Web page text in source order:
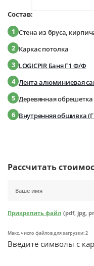
Состав:
1 Стена из бруса,
2 Каркас потолка
3 LOGICPIR Баня Г1 Ф/Ф
4 Лента алюминиевая
5 Деревянная обрешетка
6 Внутренняя обшивка
Рассчитать
Прикрепить файл (pdf, jpg,
Макс. число файлов для загрузки: 2
Введите символы с